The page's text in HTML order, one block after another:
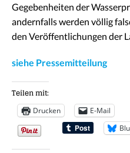
Gegebenheiten der
andernfalls werden völlig
den Veröffentlichungen der
siehe Pressemitteilung
Teilen mit:
Drucken E-Mail